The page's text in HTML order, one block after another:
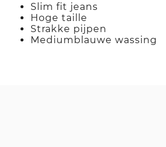
Slim fit jeans
Hoge taille
Strakke pijpen
Mediumblauwe wassing